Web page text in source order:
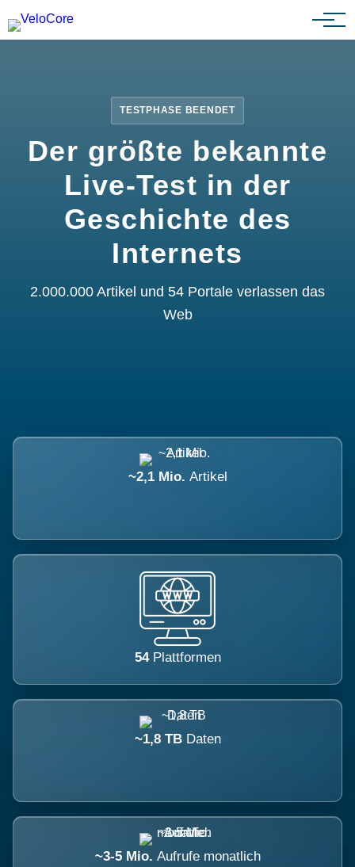
Partnerprogramm
TESTPHASE BEENDET
Der größte bekannte
Live-Test in der
Geschichte des
Internets
2.000.000 Artikel und 54 Portale verlassen das
Web
~2,1 Mio. Artikel
54 Plattformen
~1,8 TB Daten
~3-5 Mio. Aufrufe monatlich